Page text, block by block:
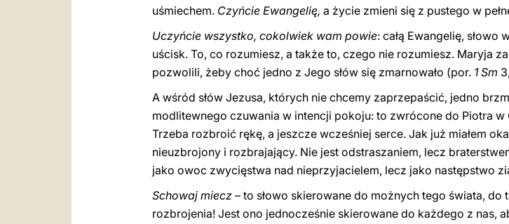
uśmiechem. Czyńcie Ewangelię, a życie zmieni się z pustego w
Uczyńcie wszystko, cokolwiek wam powie: całą Ewangelię, słowo
uścisk. To, co rozumiesz, a także to, czego nie rozumiesz. Maryja
pozwolili, żeby choć jedno z Jego słów się zmarnowało (por. 1 Sm
A wśród słów Jezusa, których nie chcemy zaprzepaścić, jedno
modlitewnego czuwania w intencji pokoju: to zwrócone do Piotra w
Trzeba rozbroić rękę, a jeszcze wcześniej serce. Jak już miałem
nieuzbrojony i rozbrajający. Nie jest odstraszaniem, lecz
jako owoc zwycięstwa nad nieprzyjacielem, lecz jako następstwo
Schowaj miecz – to słowo skierowane do możnych tego świata,
rozbrojenia! Jest ono jednocześnie skierowane do każdego z nas,